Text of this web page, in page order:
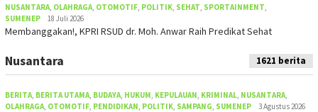
NUSANTARA OLAHRAGA OTOMOTIF POLITIK SEHAT SPORTAINMENT
SUMENEP
18 Juli 2026
Membanggakan!, KPRI RSUD dr. Moh. Anwar Raih Predikat Sehat
Nusantara 1621 berita
BERITA, BERITA UTAMA, BUDAYA, HUKUM, KEPULAUAN, KRIMINAL, NUSANTARA,
OLAHRAGA, OTOMOTIF, PENDIDIKAN, POLITIK, SAMPANG, SUMENEP 3 Agustus 2026